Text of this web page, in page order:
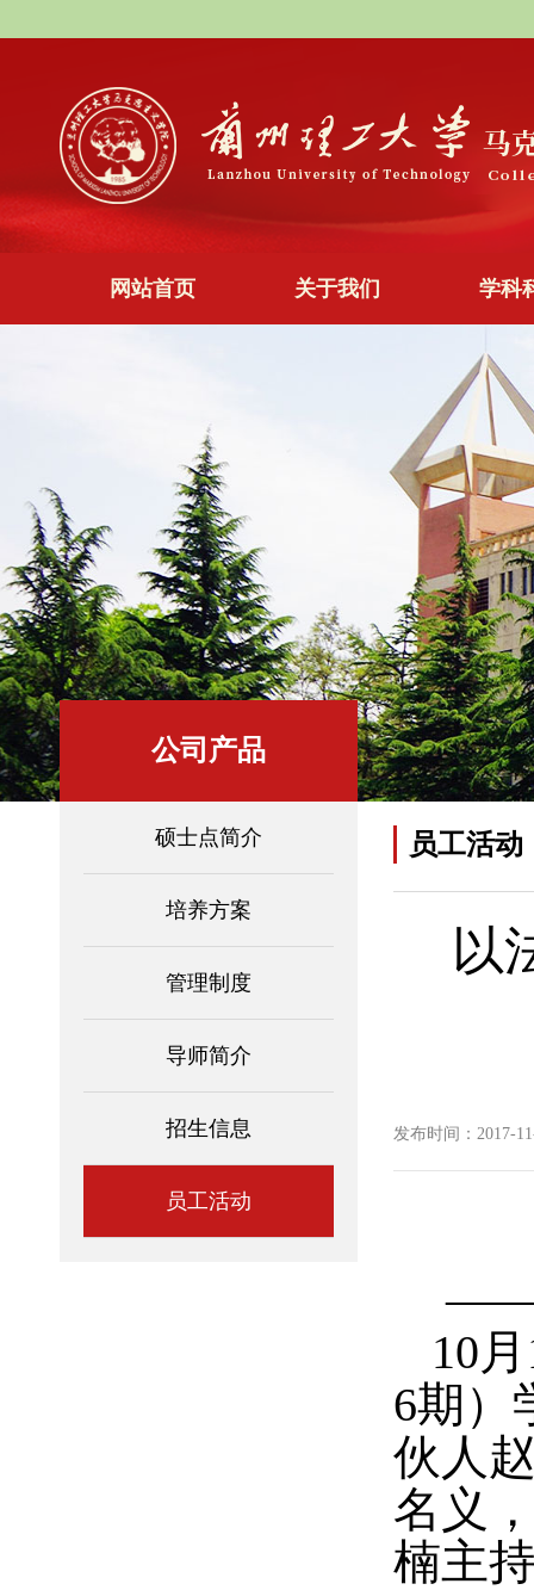
网站首页 关于我们 学科
公司产品
硕士点简介
培养方案
管理制度
导师简介
招生信息
员工活动
员工活动
以
发布时间：2017-
10月
6期）
伙人
名义
楠主